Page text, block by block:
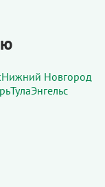
Нижний Новгород
ТулаЭнгельс